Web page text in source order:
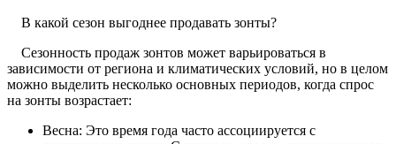
В какой сезон выгоднее продавать зонты?
Сезонность продаж зонтов может варьироваться в
зависимости от региона и климатических условий, но в целом
можно выделить несколько основных периодов, когда спрос
на зонты возрастает:
Весна: Это время года часто ассоциируется с